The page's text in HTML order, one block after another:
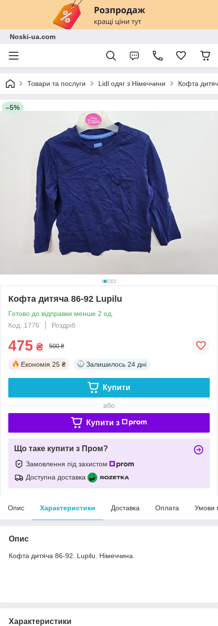
Noski-ua.com
Товари та послуги Lidl одяг з Німеччини Кофта
–5%
Кофта дитяча 86-92 Lupilu
Готово до відправки менше 2 од.
Код: 1776
Роздріб
475 ₴ 500 ₴
Економія 25 ₴ Залишилось 24 дні
Купити
або
Купити з
Що таке купити з Пром?
Замовлення під захистом
Доступна доставка
Опис Характеристики Доставка Оплата Умови
Опис
Кофта дитяча 86-92. Lupilu. Німеччина.
Характеристики